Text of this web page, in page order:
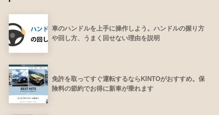
車のハンドルを上手に操作しよう。ハンドルの握り方
や回し方、うまく回せない理由を説明
免許を取ってすぐ運転するならKINTOがおすすめ。保
険料の節約でお得に新車が乗れます